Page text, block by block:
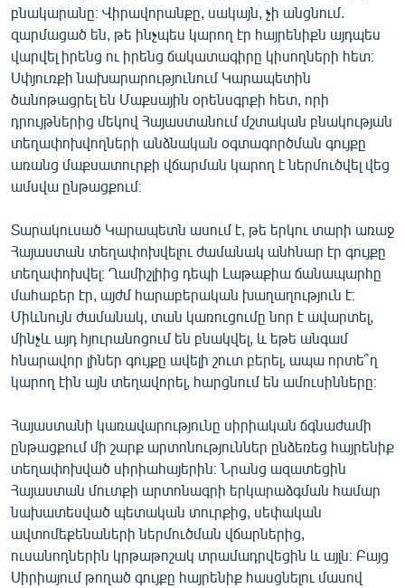
բնակարանը։ Վիրավորանքը, սակայն, չի անցնում.
զարմացած են, թե ինչպես կարող էր հայրենիքն այդպես
վարվել իրենց ու իրենց ճակատագիրը կիսողների հետ։
Սփյուռքի նախարարությունում Կարապետին
ծանոթացրել են Մաքսային օրենսգրքի հետ, որի
դրույթներից մեկով Հայաստանում մշտական բնակության
տեղափոխվողների անձնական օգտագործման գույքը
առանց մաքսատուրքի վճարման կարող է ներմուծվել վեց
ամսվա ընթացքում։
Տարակուսած Կարապետն ասում է, թե երկու տարի առաջ
Հայաստան տեղափոխվելու ժամանակ անհնար էր գույքը
տեղափոխվել։ Ղամիշլիից դեպի Լաթաքիա ճանապարհը
մահաբեր էր, այժմ հարաբերական խաղաղություն է։
Միևնույն ժամանակ, տան կառուցումը նոր է ավարտել,
մինչև այդ հյուրանոցում են բնակվել, և եթե անգամ
հնարավոր լիներ գույքը ավելի շուտ բերել, ապա որտե՞ղ
կարող էին այն տեղավորել, հարցնում են ամուսինները։
Հայաստանի կառավարությունը սիրիական ճգնաժամի
ընթացքում մի շարք արտոնություններ ընձեռեց հայրենիք
տեղափոխված սիրիահայերին։ Նրանց ազատեցին
Հայաստան մուտքի արտոնագրի երկարաձգման համար
նախատեսված պետական տուրքից, սեփական
ավտոմեքենաների ներմուծման վճարներից,
ուսանողներին կրթաթոշակ տրամադրվեցին և այլն։ Բայց
Սիրիայում թողած գույքը հայրենիք հասցնելու մասով